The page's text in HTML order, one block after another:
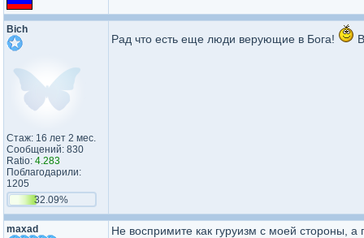
Bich
Стаж: 16 лет 2 мес.
Сообщений: 830
Ratio: 4.283
Поблагодарили:
1205
32.09%
Рад что есть еще люди верующие в Бога!
maxad
Не воспримите как гуруизм с моей стороны,